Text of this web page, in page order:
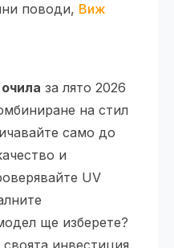
поводи, Виж
за лято 2026
на стил
само до
и
UV
ще изберете?
инвестиция